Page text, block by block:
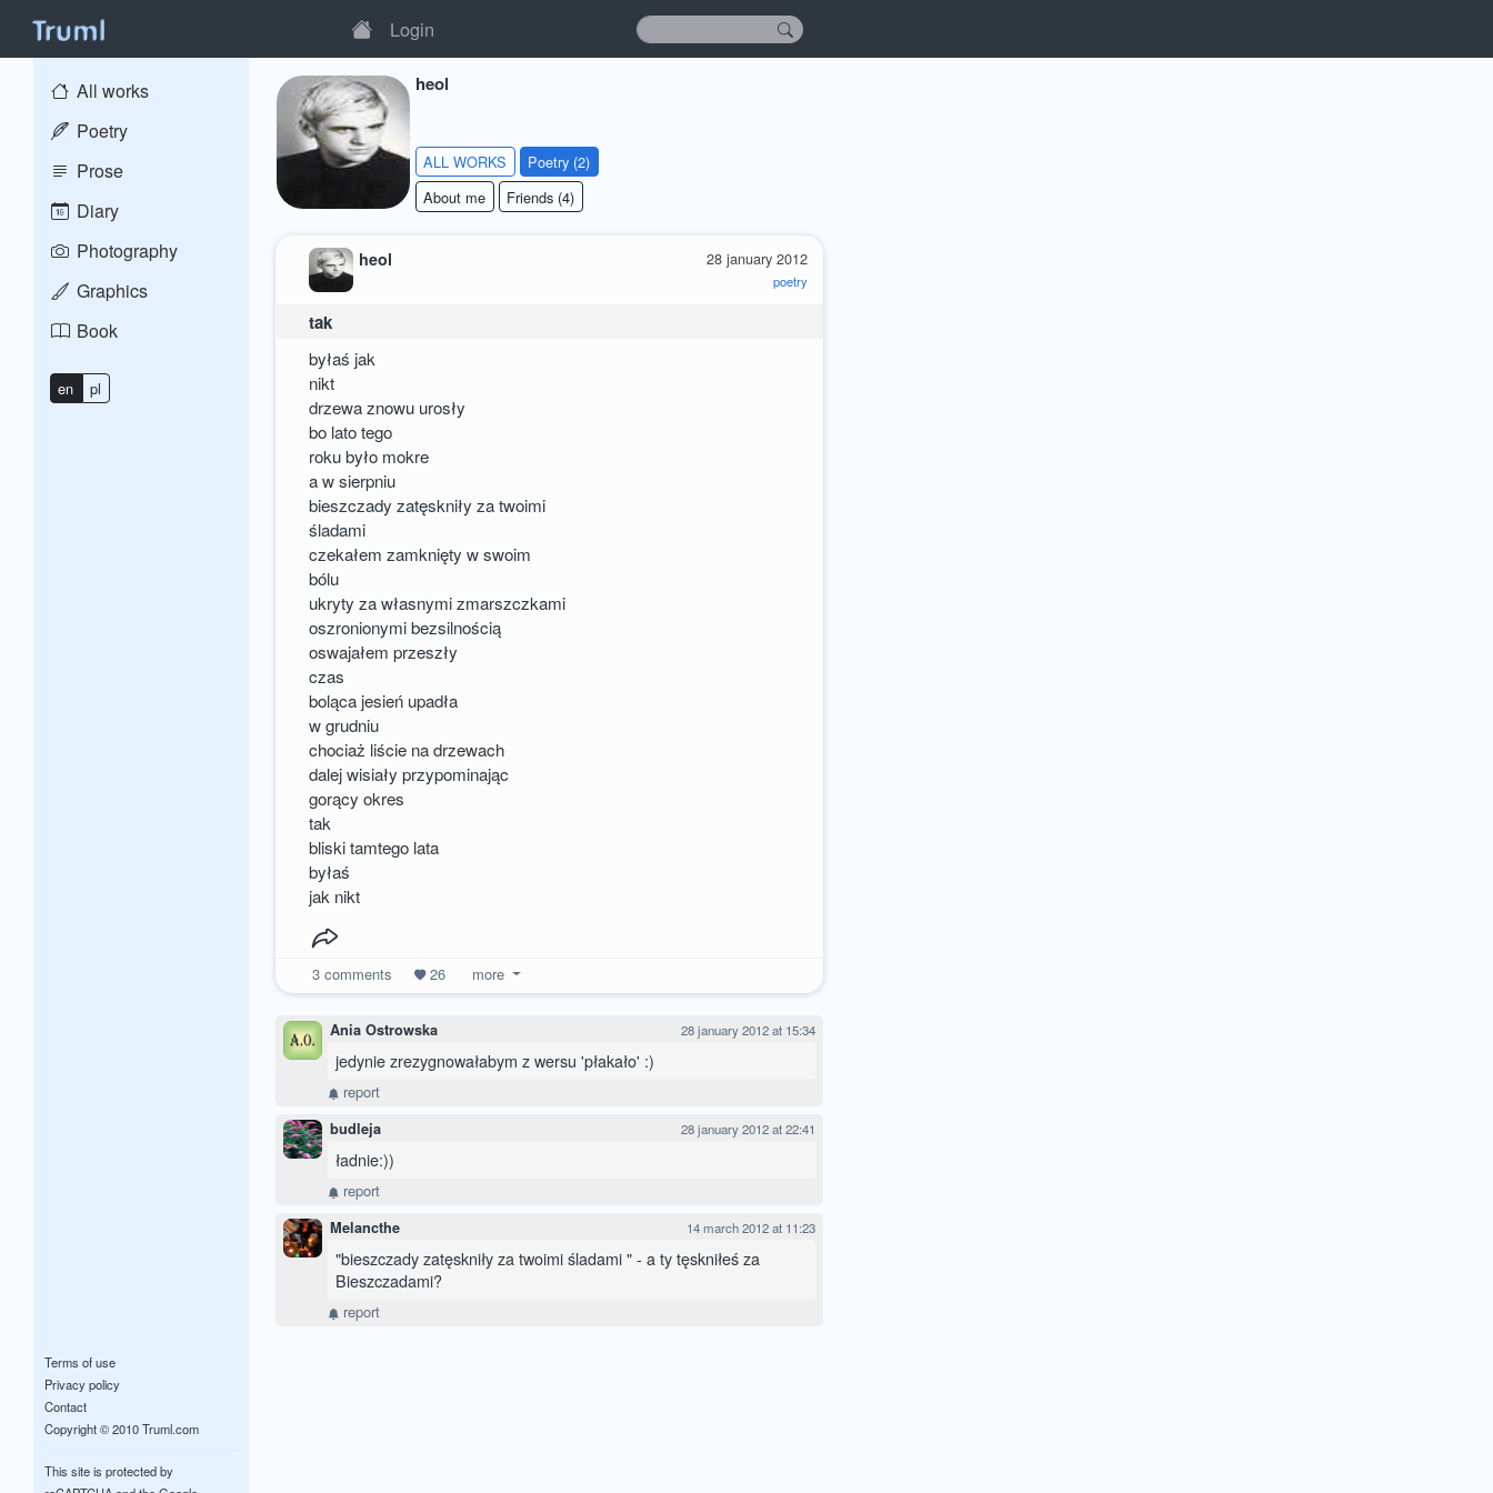
Login
All works
Poetry
Prose
Diary
Photography
Graphics
Book
en pl
Terms of use
Privacy policy
Contact
Copyright © 2010 Truml.com
This site is protected by
heol
ALL WORKS
Poetry (2)
About me
Friends (4)
28 january 2012
poetry
heol
tak
byłaś jak
nikt
drzewa znowu urosły
bo lato tego
roku było mokre
a w sierpniu
bieszczady zatęskniły za twoimi
śladami
czekałem zamknięty w swoim
bólu
ukryty za własnymi zmarszczkami
oszronionymi bezsilnością
oswajałem przeszły
czas
boląca jesień upadła
w grudniu
chociaż liście na drzewach
dalej wisiały przypominając
gorący okres
tak
bliski tamtego lata
byłaś
jak nikt
3comments 26 more
Ania Ostrowska 28 january 2012 at 15:34
jedynie zrezygnowałabym z wersu 'płakało' :)
report
budleja 28 january 2012 at 22:41
ładnie:))
report
Melancthe 14 march 2012 at 11:23
"bieszczady zatęskniły za twoimi śladami " - a ty tęskniłeś za
Bieszczadami?
report